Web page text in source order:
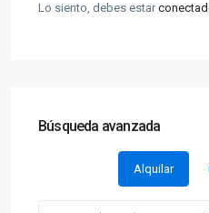
Lo siento, debes estar
Búsqueda avanzada
Alquilar